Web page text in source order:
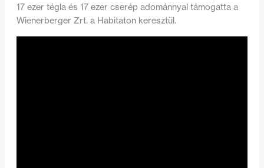
17 ezer tégla és 17 ezer cserép adománnyal támogatta a
Wienerberger Zrt. a Habitaton keresztül.